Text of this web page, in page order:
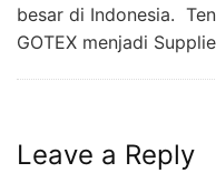
besar di Indonesia.
GOTEX menjadi
Leave a Reply